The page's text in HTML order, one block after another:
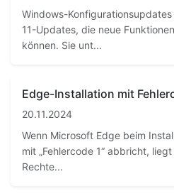
Windows-
11-Updates, die neue
können. Sie unt...
Edge-Installation mit
20.11.2024
Wenn Microsoft Edge beim
mit „Fehlercode 1“ abbricht,
Rechte...